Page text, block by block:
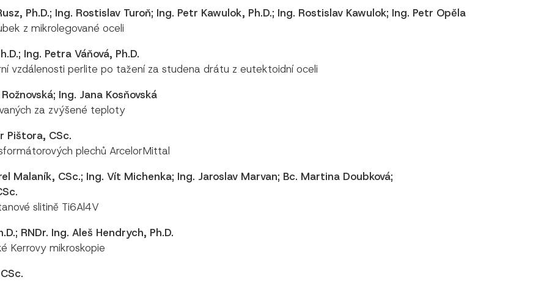
Ph.D.; Ing. Rostislav Turoň; Ing. Petr Kawulok, Ph.D.; Ing. Rostislav Kawulok; Ing. Petr Opěla
z mikrolegované oceli
Ing. Petra Váňová, Ph.D.
vzdálenosti perlite po tažení za studena drátu z eutektoidní oceli
Ing. Jana Kosňovská
za zvýšené teploty
Pištora, CSc.
plechů ArcelorMittal
Malaník, CSc.; Ing. Vít Michenka; Ing. Jaroslav Marvan; Bc. Martina Doubková;
slitině Ti6Al4V
RNDr. Ing. Aleš Hendrych, Ph.D.
Kerrovy mikroskopie